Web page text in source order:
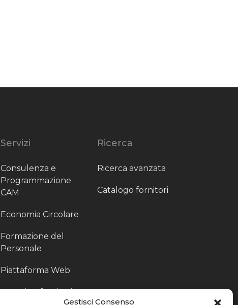
Gestisci Consenso
Servizi
Consulenza e
Programmazione
CAM
Economia Circolare
Formazione del
Personale
Piattaforma Web
Scouting fornitori
Ricerca
Ricerca avanzata
Catalogo fornitori